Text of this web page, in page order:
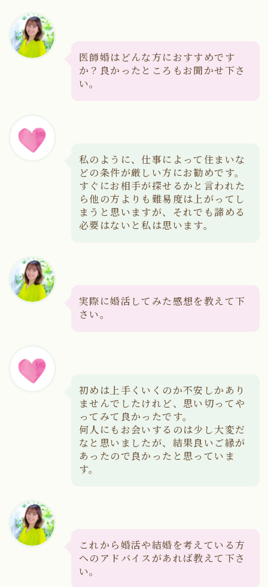
医師婚はどんな方におすすめです
か？良かったところもお聞かせ下さ
い。
私のように、仕事によって住まいな
どの条件が厳しい方にお勧めです。
すぐにお相手が探せるかと言われた
ら他の方よりも難易度は上がってし
まうと思いますが、それでも諦める
必要はないと私は思います。
実際に婚活してみた感想を教えて下
さい。
初めは上手くいくのか不安しかあり
ませんでしたけれど、思い切ってや
ってみて良かったです。
何人にもお会いするのは少し大変だ
なと思いましたが、結果良いご縁が
あったので良かったと思っていま
す。
これから婚活や結婚を考えている方
へのアドバイスがあれば教えて下さ
い。